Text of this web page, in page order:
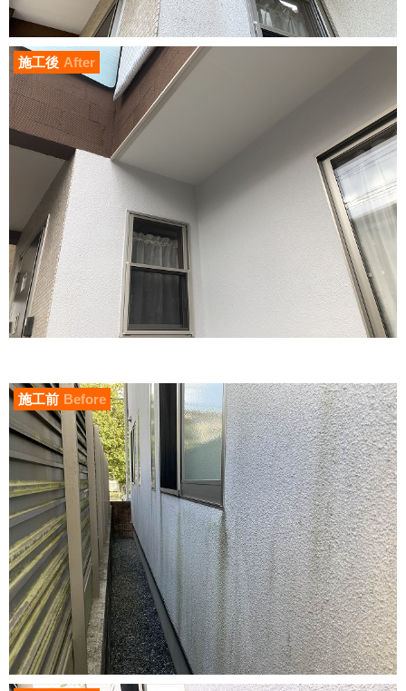
施工後 After
施工前 Before